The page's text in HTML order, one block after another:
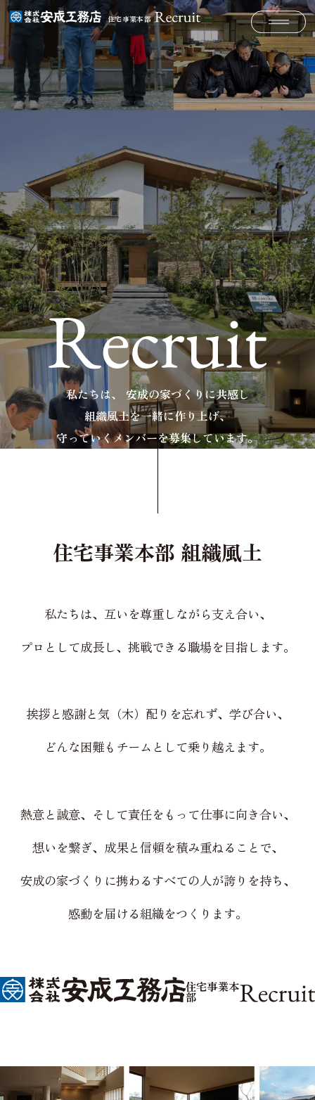
住宅事業本部
メニュ
私たちは、 安成の家づくりに共感し
組織風土を一緒に作り上げ、
守っていくメンバーを募集しています。
住宅事業本部 組織風土
私たちは、互いを尊重しながら支え合い、
プロとして成長し、挑戦できる職場を目指します。
挨拶と感謝と気（木）配りを忘れず、学び合い、
どんな困難もチームとして乗り越えます。
熱意と誠意、そして責任をもって仕事に向き合い、
想いを繋ぎ、成果と信頼を積み重ねることで、
安成の家づくりに携わるすべての人が誇りを持ち、
感動を届ける組織をつくります。
住宅事業本
部